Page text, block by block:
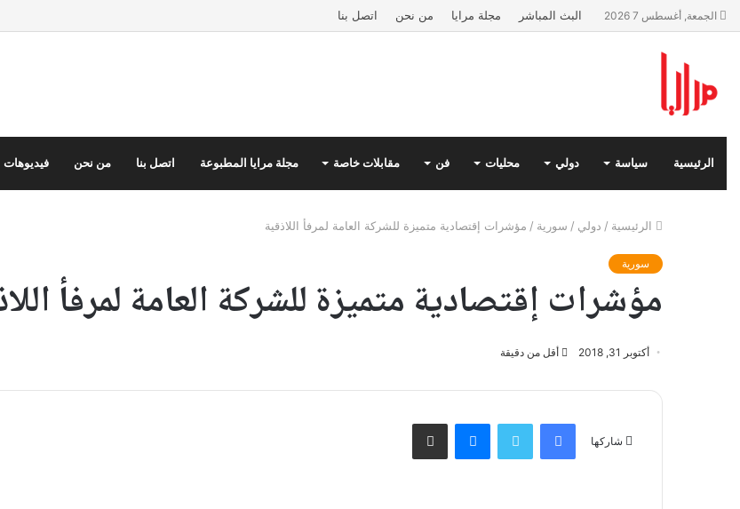
الجمعة, أغسطس 7 2026 البث المباشر مجلة مرايا من نحن اتصل بنا
الرئيسية سياسة دولي محليات فن مقابلات خاصة مجلة مرايا المطبوعة اتصل بنا من نحن فيديوهات
الرئيسية / دولي / سورية / مؤشرات إقتصادية متميزة للشركة العامة لمرفأ اللاذقية
سورية
مؤشرات إقتصادية متميزة للشركة العامة لمرفأ
أكتوبر 31, 2018 أقل من دقيقة
شاركها
فيسبوك تويتر ماسنجر مشاركة عبر البريد